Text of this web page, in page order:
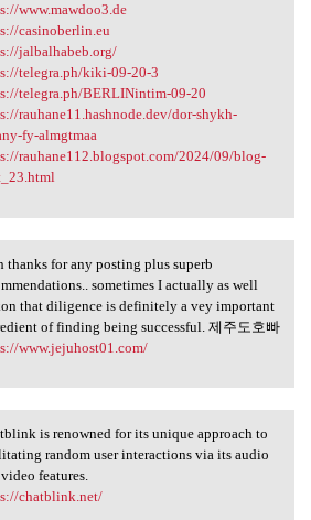
www.mawdoo3.de
casinoberlin.eu
jalbalhabeb.org/
telegra.ph/kiki-09-20-3
telegra.ph/BERLINintim-09-20
rauhane11.hashnode.dev/dor-shykh-
fy-almgtmaa
rauhane112.blogspot.com/2024/09/blog-
for any posting
thanks for any posting plus superb
sometimes I actually as well
that diligence is definitely a vey important
of finding being successful. 제주도호빠
www.jejuhost01.com/
is renowned for its
is renowned for its unique approach to
random user interactions via its audio
features.
chatblink.net/